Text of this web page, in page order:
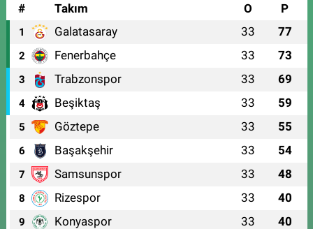
#
Takım O P
1 Galatasaray 33 77
2 Fenerbahçe 33 73
3 Trabzonspor 33 69
4 Beşiktaş 33 59
5 Göztepe 33 55
6 Başakşehir 33 54
7 Samsunspor 33 48
8 Rizespor 33 40
9 Konyaspor 33 40